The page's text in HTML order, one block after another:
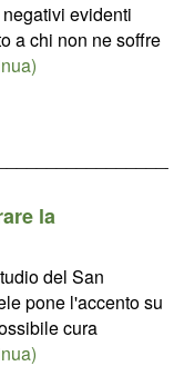
evidenti
a chi non ne soffre
la
del San
pone l'accento su
cura